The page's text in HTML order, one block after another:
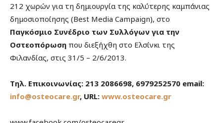
212 χωρών για τη δημιουργία της καλύτερης καμπάνιας
δημοσιοποίησης (Best Media Campaign), στο
Παγκόσμιο Συνέδριο των Συλλόγων για την
Οστεοπόρωση που διεξήχθη στο Ελσίνκι της
Φιλανδίας, στις 31/5 – 2/6/2013.
Τηλ. Επικοινωνίας: 213 2086698, 6979252570 email:
info@osteocare.gr, URL: www.osteocare.gr